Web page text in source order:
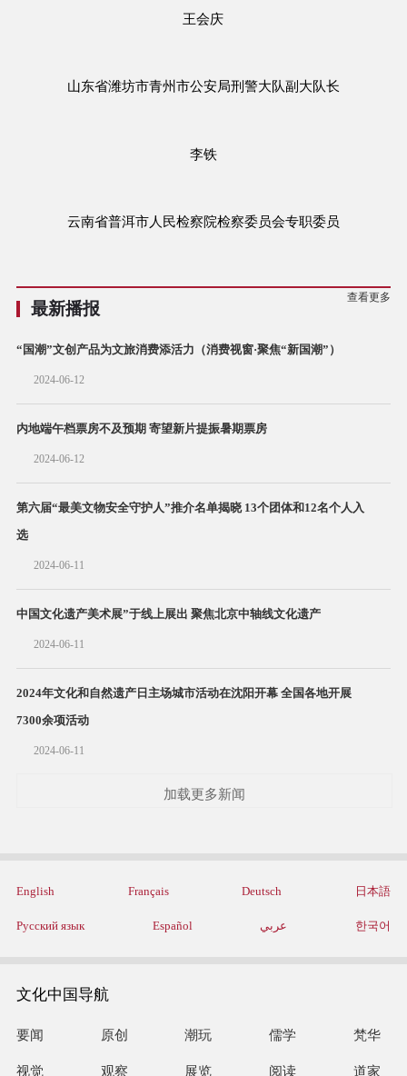
王会庆
山东省潍坊市青州市公安局刑警大队副大队长
李铁
云南省普洱市人民检察院检察委员会专职委员
最新播报
查看更多
“国潮”文创产品为文旅消费添活力（消费视窗·聚焦“新国潮”）
2024-06-12
内地端午档票房不及预期 寄望新片提振暑期票房
2024-06-12
第六届“最美文物安全守护人”推介名单揭晓 13个团体和12名个人入
选
2024-06-11
中国文化遗产美术展”于线上展出 聚焦北京中轴线文化遗产
2024-06-11
2024年文化和自然遗产日主场城市活动在沈阳开幕 全国各地开展
7300余项活动
2024-06-11
加载更多新闻
English Français Deutsch 日本語
Русский язык Español عربي 한국어
文化中国导航
要闻 原创 潮玩 儒学 梵华
视觉 观察 展览 阅读 道家